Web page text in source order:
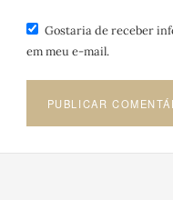
Gostaria de receber
em meu e-mail.